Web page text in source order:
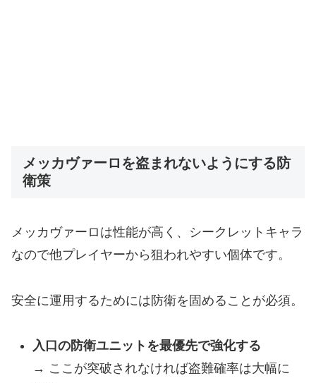
メッカヴァーロを盗まれないようにする防
衛策
メッカヴァーロは性能が高く、シークレットキャラ
なので他プレイヤーから狙われやすい個体です。
安全に運用するためには防衛を固めることが必須。
入口の防衛ユニットを最優先で強化する
→ ここが突破されなければ盗難確率は大幅に